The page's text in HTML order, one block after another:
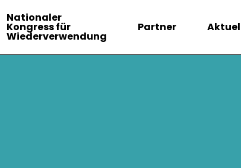
Nationaler
Kongress für
Wiederverwendung
Partner